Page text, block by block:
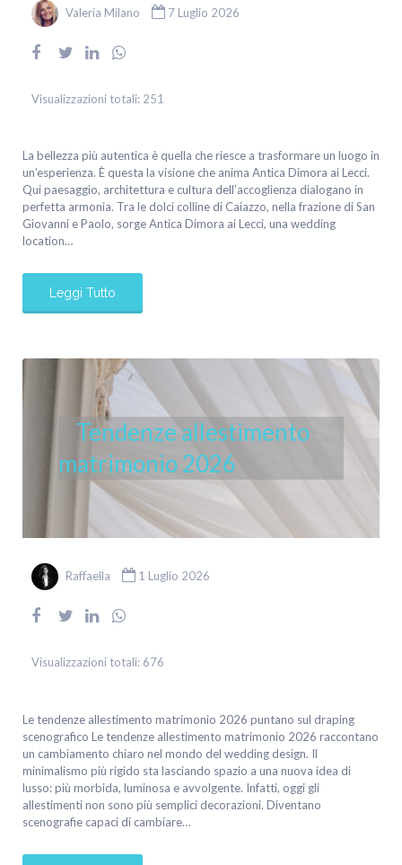
Valeria Milano 7 Luglio 2026
Visualizzazioni totali: 251
La bellezza più autentica è quella che riesce a trasformare un luogo in
un’esperienza. È questa la visione che anima Antica Dimora ai Lecci.
Qui paesaggio, architettura e cultura dell’accoglienza dialogano in
perfetta armonia. Tra le dolci colline di Caiazzo, nella frazione di San
Giovanni e Paolo, sorge Antica Dimora ai Lecci, una wedding
location…
Leggi Tutto
Tendenze allestimento
matrimonio 2026
Raffaella 1 Luglio 2026
Visualizzazioni totali: 676
Le tendenze allestimento matrimonio 2026 puntano sul draping
scenografico Le tendenze allestimento matrimonio 2026 raccontano
un cambiamento chiaro nel mondo del wedding design. Il
minimalismo più rigido sta lasciando spazio a una nuova idea di
lusso: più morbida, luminosa e avvolgente. Infatti, oggi gli
allestimenti non sono più semplici decorazioni. Diventano
scenografie capaci di cambiare…